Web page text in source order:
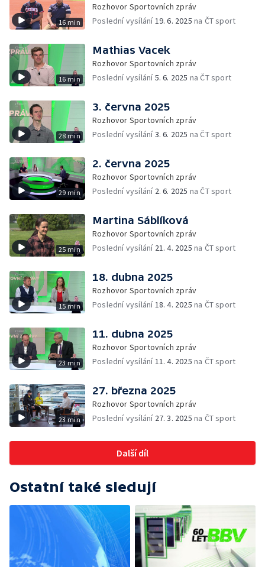
16 min
Rozhovor Sportovních zpráv
Poslední vysílání19. 6. 2025 na ČT sport
16 min
Mathias Vacek
Rozhovor Sportovních zpráv
Poslední vysílání5. 6. 2025 na ČT sport
28 min
3. června 2025
Rozhovor Sportovních zpráv
Poslední vysílání3. 6. 2025 na ČT sport
29 min
2. června 2025
Rozhovor Sportovních zpráv
Poslední vysílání 2. 6. 2025 na ČT sport
25 min
Martina Sáblíková
Rozhovor Sportovních zpráv
Poslední vysílání 21. 4. 2025 na ČT sport
15 min
18. dubna 2025
Rozhovor Sportovních zpráv
Poslední vysílání18. 4. 2025 na ČT sport
23 min
11. dubna 2025
Rozhovor Sportovních zpráv
Poslední vysílání11. 4. 2025 na ČT sport
23 min
27. března 2025
Rozhovor Sportovních zpráv
Poslední vysílání 27. 3. 2025 na ČT sport
Další díl
Ostatní také sledují